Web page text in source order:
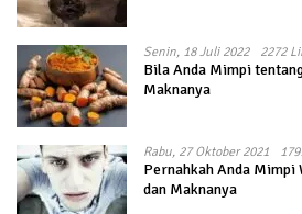
Senin, 18 Juli 2022 2272
Bila Anda Mimpi
Maknanya
Rabu, 27 Oktober 2021
Pernahkah Anda
dan Maknanya